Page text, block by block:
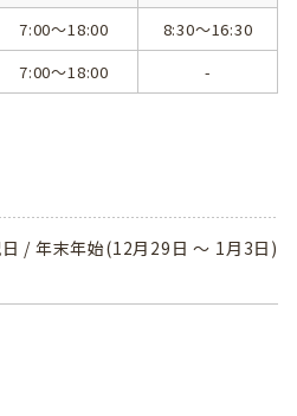
7:00～18:00
8:30～16:30
7:00～18:00 -
/ 年末年始(12月29日 ～ 1月3日)